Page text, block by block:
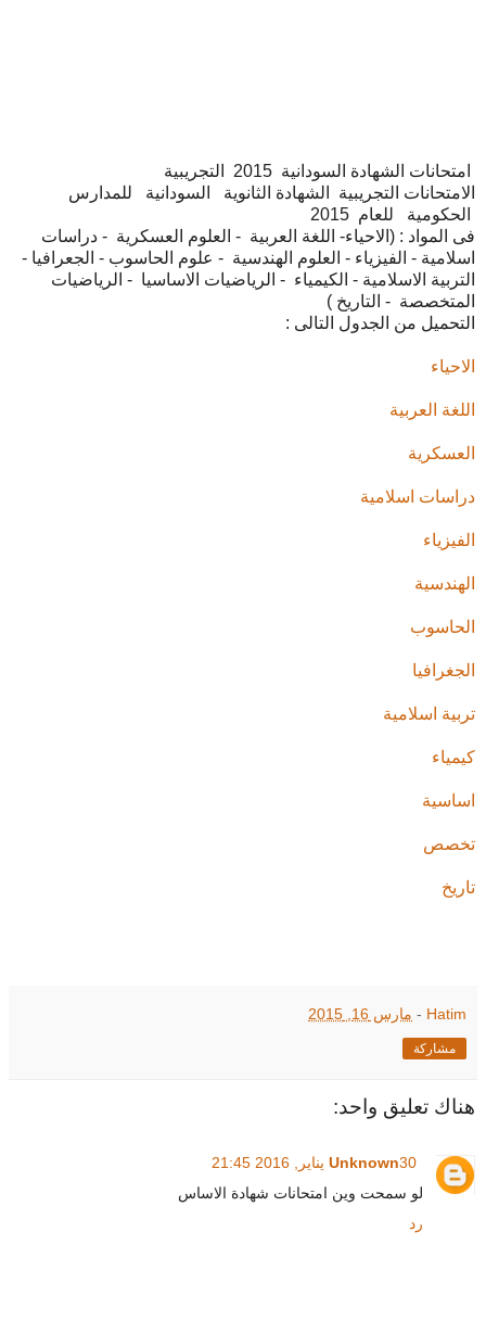
امتحانات الشهادة السودانية 2015 التجريبية
الامتحانات التجريبية الشهادة الثانوية السودانية للمدارس
الحكومية للعام 2015
فى المواد : (الاحياء- اللغة العربية - العلوم العسكرية - دراسات
اسلامية - الفيزياء - العلوم الهندسية - علوم الحاسوب - الجعرافيا -
التربية الاسلامية - الكيمياء - الرياضيات الاساسيا - الرياضيات
المتخصصة - التاريخ )
التحميل من الجدول التالى :
الاحياء
اللغة العربية
العسكرية
دراسات اسلامية
الفيزياء
الهندسية
الحاسوب
الجغرافيا
تربية اسلامية
كيمياء
اساسية
تخصص
تاريخ
Hatim
- مارس 16, 2015
مشاركة
هناك تعليق واحد:
Unknown30 يناير, 2016 21:45
لو سمحت وين امتحانات شهادة الاساس
رد